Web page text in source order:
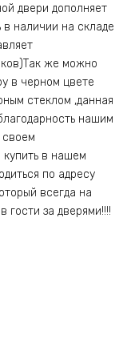
двери дополняет
в наличии на складе
же можно
в черном цвете
стеклом ,данная
нашим
своем
купить в нашем
по адресу
всегда на
за дверями!!!!